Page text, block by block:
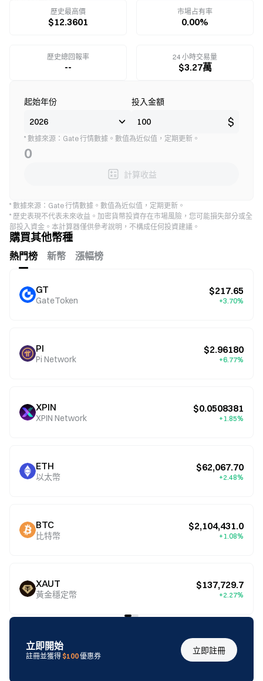
歷史最高價
$12.3601
市場占有率
0.00%
歷史總回報率
--
24 小時交易量
$3.27萬
起始年份 投入金額
$
* 數據來源：Gate 行情數據。數值為近似值，定期更新。
0
計算收益
* 數據來源：Gate 行情數據。數值為近似值，定期更新。
* 歷史表現不代表未來收益。加密貨幣投資存在市場風險，您可能損失部分或全
部投入資金。本計算器僅供參考說明，不構成任何投資建議。
購買其他幣種
熱門榜 新幣 漲幅榜
GT
GateToken
$217.65
+3.70%
PI
Pi Network
$2.96180
+6.77%
XPIN
XPIN Network
$0.0508381
+1.85%
ETH
以太幣
$62,067.70
+2.48%
BTC
比特幣
$2,104,431.0
+1.08%
XAUT
黃金穩定幣
$137,729.7
+2.27%
立即開始
註冊並獲得 $100優惠券
立即註冊